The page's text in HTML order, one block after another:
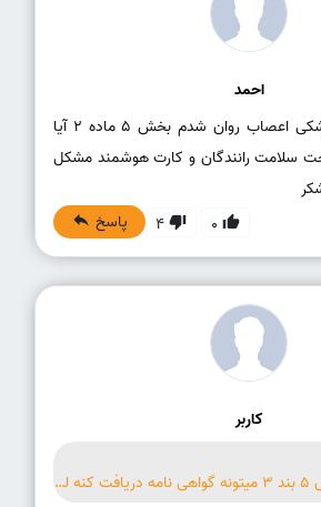
احمد
سلام بنده معاف پزشکی اعصاب روان شدم بخش ۵ ماده ۲ آیا
سلامت رانندگان و کارت هوشمند مشکل
0
4 پاسخ
کاربر
سلام ببخشید بخش 5 بند 3 میتونه گواهی نامه دریافت کنه لطفا منو راهنمای کنید